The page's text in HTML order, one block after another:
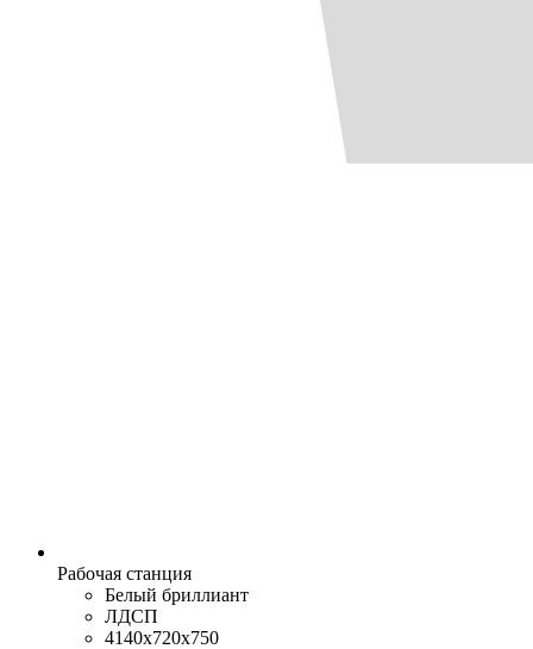
Рабочая станция
Белый бриллиант
ЛДСП
4140x720x750